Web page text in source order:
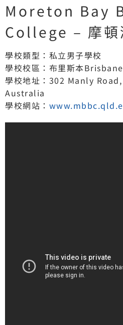
Moreton Bay
College – 摩頓
學校類型：私立男子學校
學校校區：布里斯本
學校地址：302 Manly
Australia
學校網站：